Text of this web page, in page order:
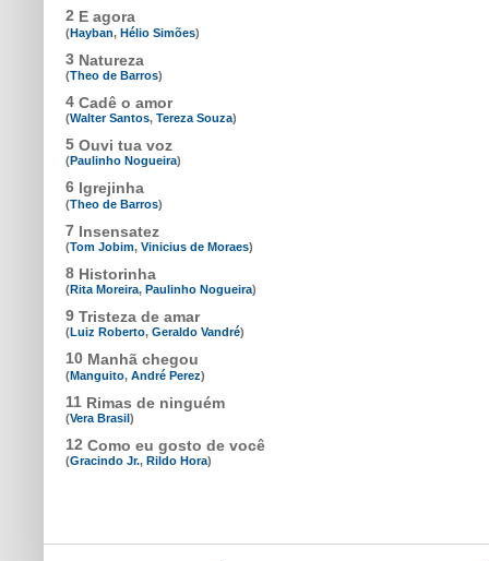
2 E agora
(Hayban, Hélio Simões)
3 Natureza
(Theo de Barros)
4 Cadê o amor
(Walter Santos, Tereza Souza)
5 Ouvi tua voz
(Paulinho Nogueira)
6 Igrejinha
(Theo de Barros)
7 Insensatez
(Tom Jobim, Vinicius de Moraes)
8 Historinha
(Rita Moreira, Paulinho Nogueira)
9 Tristeza de amar
(Luiz Roberto, Geraldo Vandré)
10 Manhã chegou
(Manguito, André Perez)
11 Rimas de ninguém
(Vera Brasil)
12 Como eu gosto de você
(Gracindo Jr., Rildo Hora)